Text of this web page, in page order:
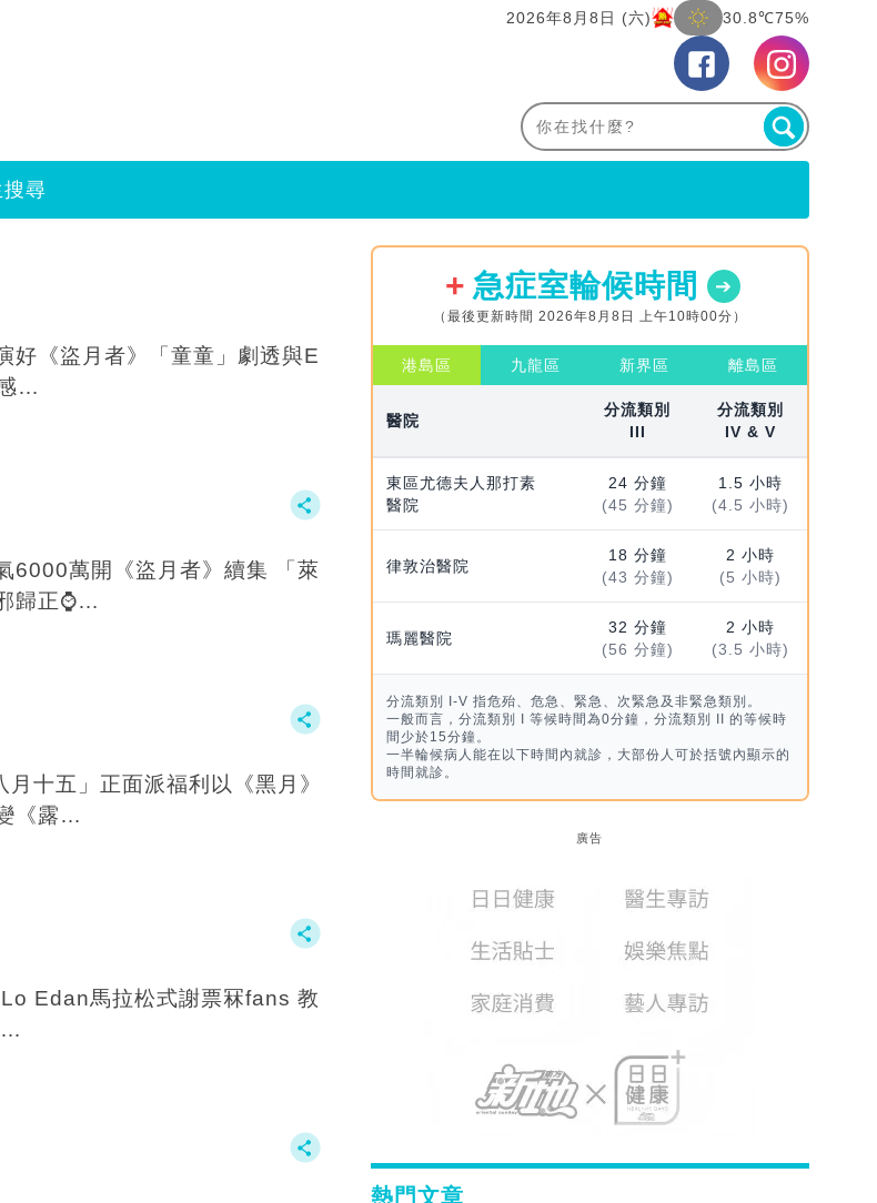
2026年8月8日 (六) 30.8℃75%
尋
好《盜月者》‍️「童童」劇透與E
未曝光片段 感…
6000萬開《盜月者》續集 「萊
歸正⌚…
十五」正面派福利以《黑月》
《露…
Edan馬拉松式‍️謝票冧fans 教
…
急症室輪候時間
（最後更新時間 2026年8月8日 上午10時00分）
港島區 九龍區 新界區 離島區
醫院
分流類別
III
分流類別
IV & V
東區尤德夫人那打素
醫院
24 分鐘
(45 分鐘)
1.5 小時
(4.5 小時)
律敦治醫院
18 分鐘
(43 分鐘)
2 小時
(5 小時)
瑪麗醫院
32 分鐘
(56 分鐘)
2 小時
(3.5 小時)
分流類別 I-V 指危殆、危急、緊急、次緊急及非緊急類別。
一般而言，分流類別 I 等候時間為0分鐘，分流類別 II 的等候時
間少於15分鐘。
一半輪候病人能在以下時間內就診，大部份人可於括號內顯示的
時間就診。
廣告
熱門文章